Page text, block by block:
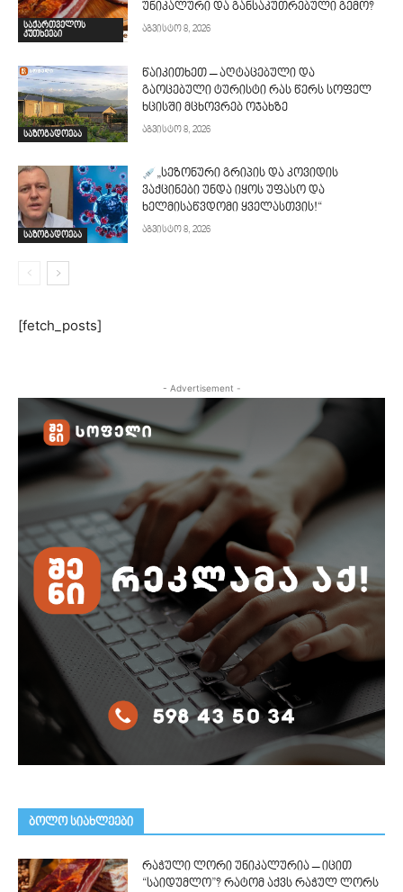
საქართველოს
კუთხეები
უნიკალური და განსაკუთრებული გემო?
აგვისტო 8, 2026
საზოგადოება
წაიკითხეთ – აღტაცებული და
გაოცებული ტურისტი რას წერს სოფელ
ხცისში მცხოვრებ ოჯახზე
აგვისტო 8, 2026
საზოგადოება
„სეზონური გრიპის და კოვიდის
ვაქცინები უნდა იყოს უფასო და
ხელმისაწვდომი ყველასთვის!“
აგვისტო 8, 2026
[fetch_posts]
- Advertisement -
ᲑᲝᲚᲝ ᲡᲘᲐᲮᲚᲔᲔᲑᲘ
რაჭული ლორი უნიკალურია – იცით
“საიდუმლო”? რატომ აქვს რაჭულ ლორს